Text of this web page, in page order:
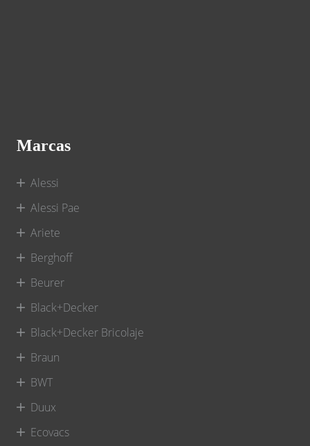
Marcas
Alessi
Alessi Pae
Ariete
Berghoff
Beurer
Black+Decker
Black+Decker Bricolaje
Braun
BWT
Duux
Ecovacs